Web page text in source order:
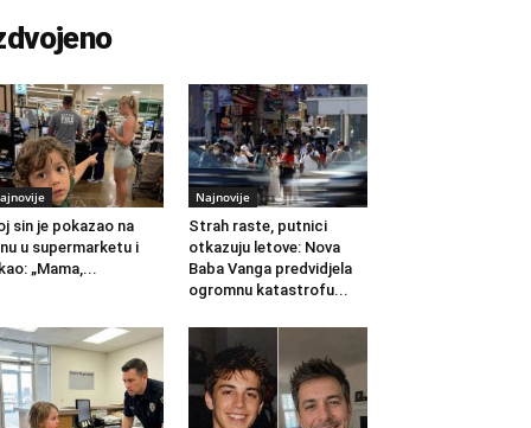
sin je pokazao na
u supermarketu i
„Mama,...
Najnovije
Strah raste, putnici
otkazuju letove: Nova
Baba Vanga predvidjela
ogromnu katastrofu...